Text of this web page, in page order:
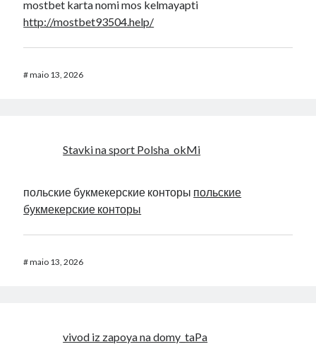
mostbet karta nomi mos kelmayapti
http://mostbet93504.help/
#maio 13, 2026
Stavki na sport Polsha_okMi
польские букмекерские конторы польские
букмекерские конторы
#maio 13, 2026
vivod iz zapoya na domy_taPa